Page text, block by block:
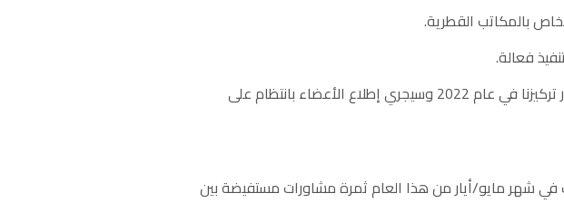
36- وسيشكل هذا التحوّل البارز في الهياكل الإقليمية والإقليمية الفرعية محور تركيزنا في عام 2022 وسيجري إطلاع الأعضاء بانتظام على
في شهر مايو/أيار من هذا العام ثمرة مشاورات مستفيضة بين